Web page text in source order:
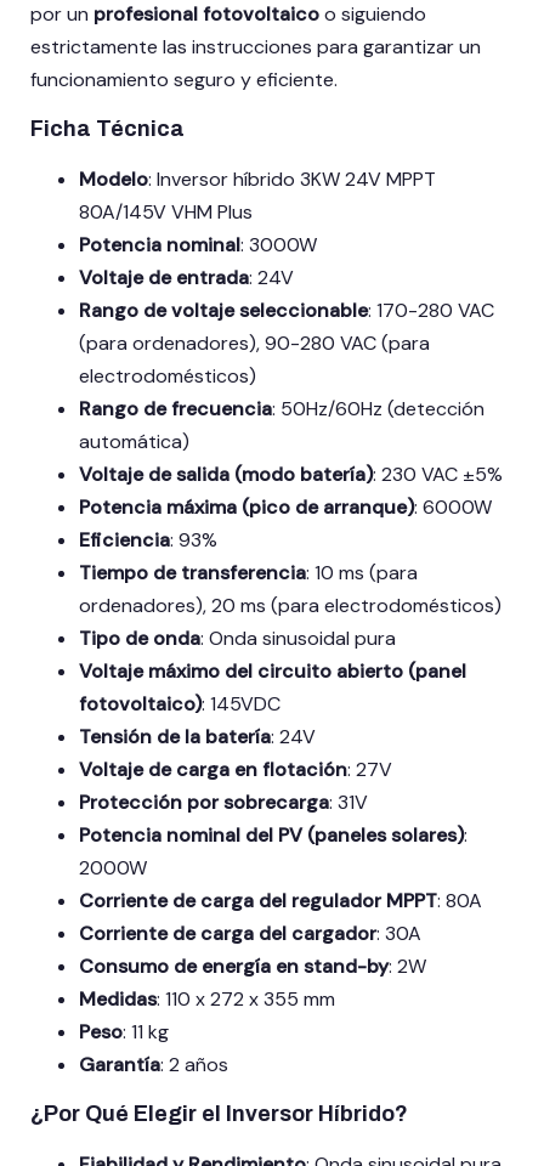
por un profesional fotovoltaicoo siguiendo
estrictamente las instrucciones para garantizar un
funcionamiento seguro y eficiente.
Ficha Técnica
Modelo: Inversor híbrido 3KW 24V MPPT
80A/145V VHM Plus
Potencia nominal: 3000W
Voltaje de entrada: 24V
Rango de voltaje seleccionable: 170-280 VAC
(para ordenadores), 90-280 VAC (para
electrodomésticos)
Rango de frecuencia: 50Hz/60Hz (detección
automática)
Voltaje de salida (modo batería): 230 VAC ±5%
Potencia máxima (pico de arranque): 6000W
Eficiencia: 93%
Tiempo de transferencia: 10 ms (para
ordenadores), 20 ms (para electrodomésticos)
Tipo de onda: Onda sinusoidal pura
Voltaje máximo del circuito abierto (panel
fotovoltaico): 145VDC
Tensión de la batería: 24V
Voltaje de carga en flotación: 27V
Protección por sobrecarga: 31V
Potencia nominal del PV (paneles solares):
2000W
Corriente de carga del regulador MPPT: 80A
Corriente de carga del cargador: 30A
Consumo de energía en stand-by: 2W
Medidas: 110 x 272 x 355 mm
Peso: 11 kg
Garantía: 2 años
¿Por Qué Elegir el Inversor Híbrido?